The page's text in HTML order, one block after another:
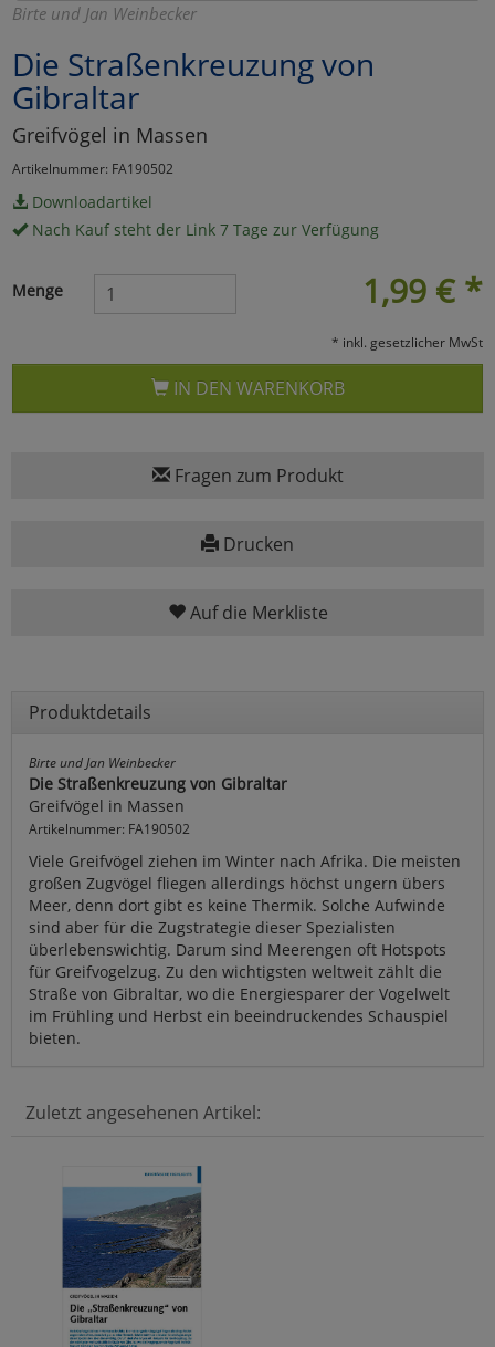
Birte und Jan Weinbecker
Die Straßenkreuzung von
Gibraltar
Greifvögel in Massen
Artikelnummer: FA190502
Downloadartikel
Nach Kauf steht der Link 7 Tage zur Verfügung
1,99 € *
Menge
* inkl. gesetzlicher MwSt
IN DEN WARENKORB
Fragen zum Produkt
Drucken
Auf die Merkliste
Produktdetails
Birte und Jan Weinbecker
Die Straßenkreuzung von Gibraltar
Greifvögel in Massen
Artikelnummer: FA190502
Viele Greifvögel ziehen im Winter nach Afrika. Die meisten
großen Zugvögel fliegen allerdings höchst ungern übers
Meer, denn dort gibt es keine Thermik. Solche Aufwinde
sind aber für die Zugstrategie dieser Spezialisten
überlebenswichtig. Darum sind Meerengen oft Hotspots
für Greifvogelzug. Zu den wichtigsten weltweit zählt die
Straße von Gibraltar, wo die Energiesparer der Vogelwelt
im Frühling und Herbst ein beeindruckendes Schauspiel
bieten.
Zuletzt angesehenen Artikel:
Umfragetools
Cookies
Einstellungen speichern
zurück
zu Haupptseite